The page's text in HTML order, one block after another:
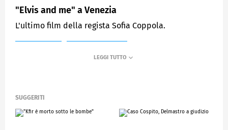
"Elvis and me" a Venezia
L'ultimo film della regista Sofia Coppola.
SUGGERITI